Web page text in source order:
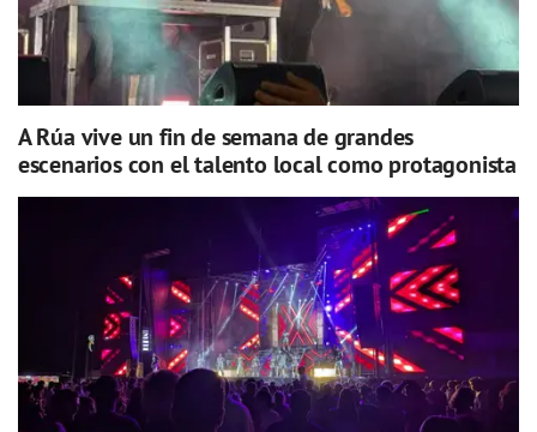
A Rúa vive un fin de semana de grandes
escenarios con el talento local como protagonista